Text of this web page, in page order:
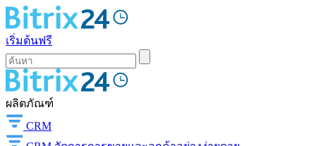
เริ่มต้นฟรี
ผลิตภัณฑ์
CRM